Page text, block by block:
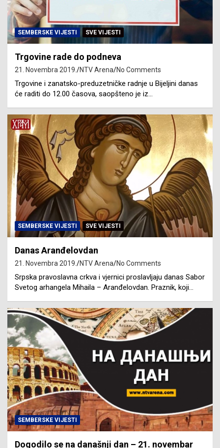
SEMBERSKE VIJESTI SVE VIJESTI
Trgovine rade do podneva
21. Novembra 2019. NTV Arena No Comments
Trgovine i zanatsko-preduzetničke radnje u Bijeljini danas
će raditi do 12.00 časova, saopšteno je iz…
SEMBERSKE VIJESTI SVE VIJESTI
Danas Aranđelovdan
21. Novembra 2019. NTV Arena No Comments
Srpska pravoslavna crkva i vjernici proslavljaju danas Sabor
Svetog arhangela Mihaila – Aranđelovdan. Praznik, koji…
SEMBERSKE VIJESTI
Dogodilo se na današnji dan – 21. novembar